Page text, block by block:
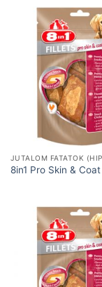
8in1 Pro Skin &